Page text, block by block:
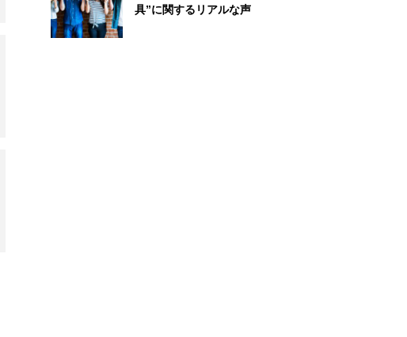
具”に関するリアルな声